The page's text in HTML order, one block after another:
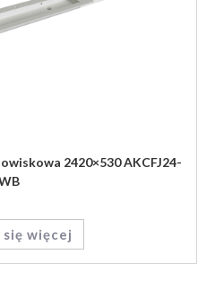
2420×530 AKCFJ24-
więcej